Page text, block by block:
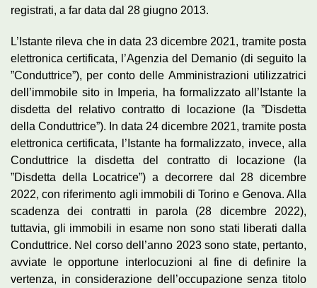
registrati, a far data dal 28 giugno 2013.
L’Istante rileva che in data 23 dicembre 2021, tramite posta
elettronica certificata, l’Agenzia del Demanio (di seguito la
”Conduttrice”), per conto delle Amministrazioni utilizzatrici
dell’immobile sito in Imperia, ha formalizzato all’Istante la
disdetta del relativo contratto di locazione (la ”Disdetta
della Conduttrice”). In data 24 dicembre 2021, tramite posta
elettronica certificata, l’Istante ha formalizzato, invece, alla
Conduttrice la disdetta del contratto di locazione (la
”Disdetta della Locatrice”) a decorrere dal 28 dicembre
2022, con riferimento agli immobili di Torino e Genova. Alla
scadenza dei contratti in parola (28 dicembre 2022),
tuttavia, gli immobili in esame non sono stati liberati dalla
Conduttrice. Nel corso dell’anno 2023 sono state, pertanto,
avviate le opportune interlocuzioni al fine di definire la
vertenza, in considerazione dell’occupazione senza titolo